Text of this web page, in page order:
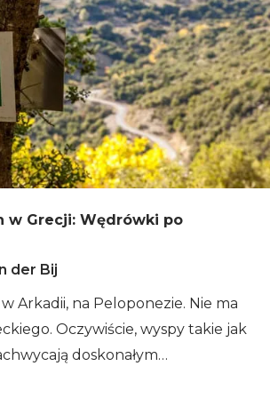
w Grecji: Wędrówki po
der Bij
Arkadii, na Peloponezie. Nie ma
Oczywiście, wyspy takie jak
doskonałym